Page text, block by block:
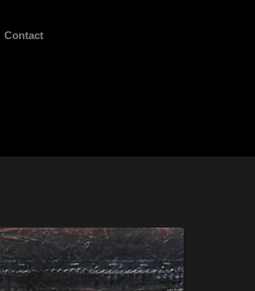
Contact